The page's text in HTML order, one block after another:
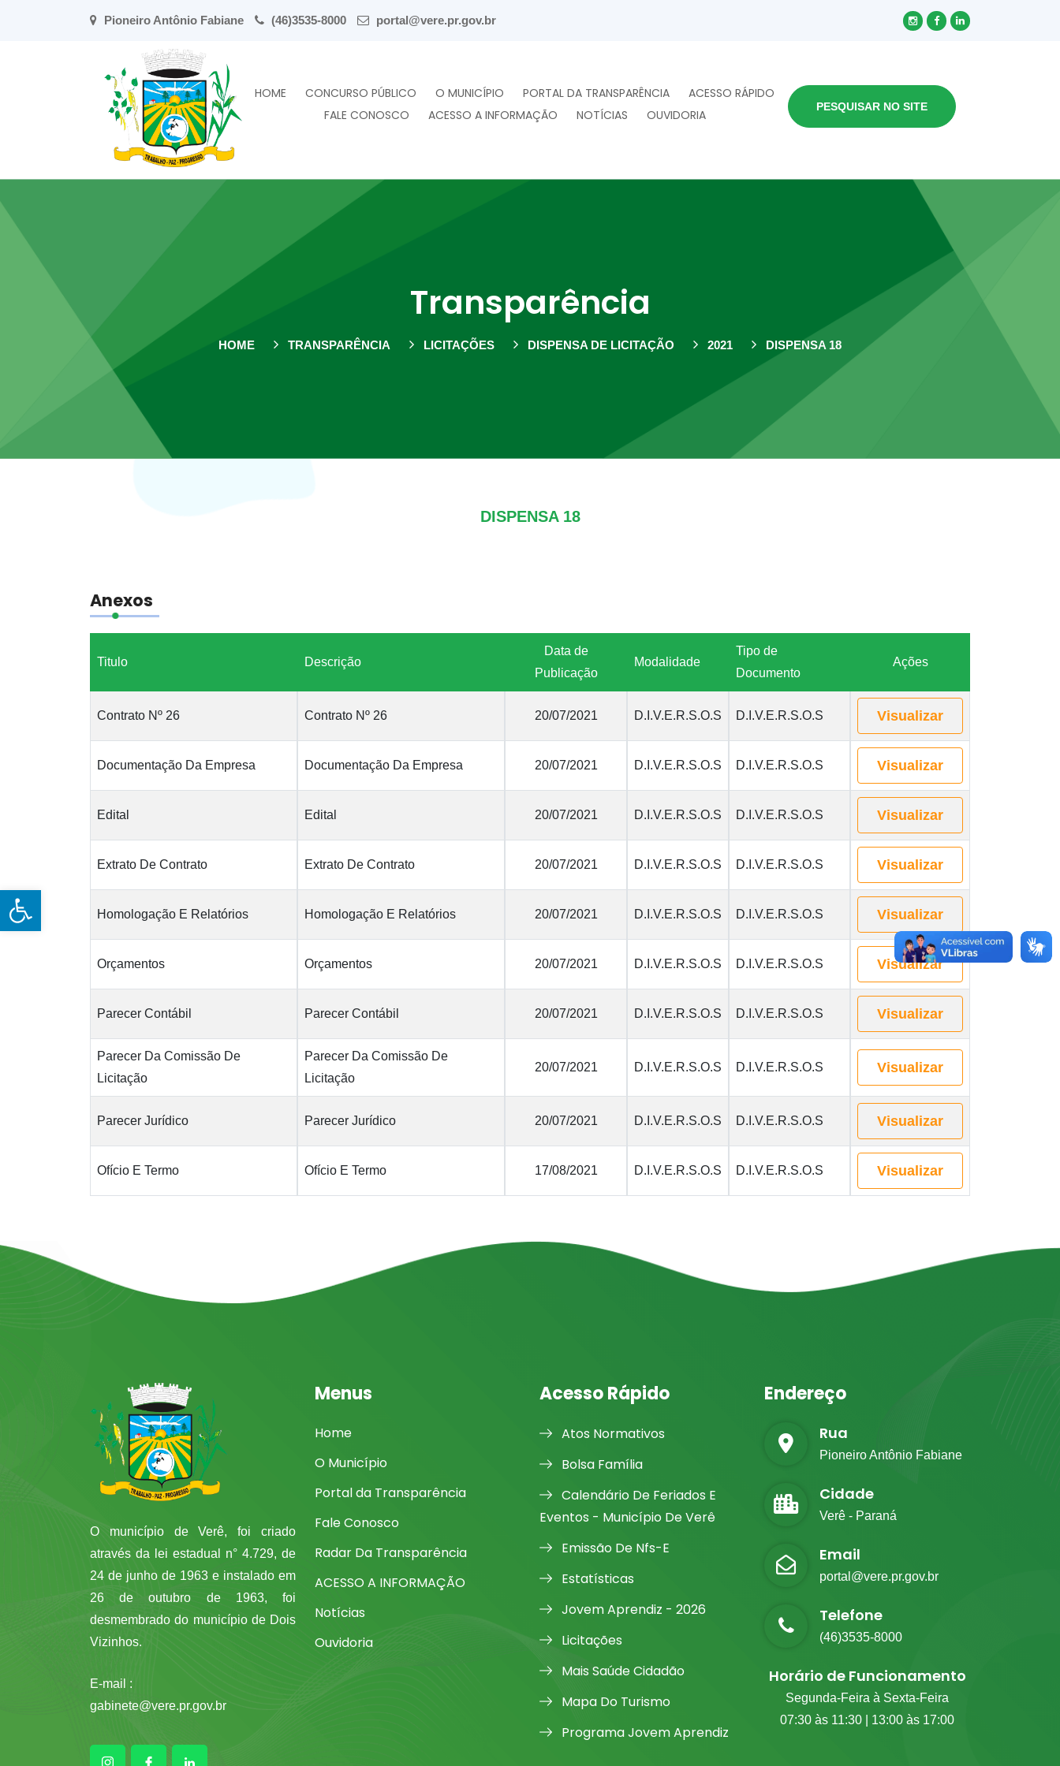
Open toolbar
Pioneiro Antônio Fabiane (46)3535-8000 portal@vere.pr.gov.br
HOME CONCURSO PÚBLICO O MUNICÍPIO PORTAL DA TRANSPARÊNCIA
ACESSO RÁPIDO
FALE CONOSCO
ACESSO A INFORMAÇÃO NOTÍCIAS OUVIDORIA
PESQUISAR NO SITE
Transparência
HOME TRANSPARÊNCIA LICITAÇÕES DISPENSA DE LICITAÇÃO 2021 DISPENSA 18
DISPENSA 18
Anexos
Titulo Descrição
Data de
Publicação
Modalidade
Tipo de
Documento
Ações
Contrato Nº 26 Contrato Nº 26 20/07/2021 D.I.V.E.R.S.O.S D.I.V.E.R.S.O.S Visualizar
Documentação Da Empresa Documentação Da Empresa 20/07/2021 D.I.V.E.R.S.O.S D.I.V.E.R.S.O.S Visualizar
Edital Edital 20/07/2021 D.I.V.E.R.S.O.S D.I.V.E.R.S.O.S Visualizar
Extrato De Contrato Extrato De Contrato 20/07/2021 D.I.V.E.R.S.O.S D.I.V.E.R.S.O.S Visualizar
Homologação E Relatórios Homologação E Relatórios 20/07/2021 D.I.V.E.R.S.O.S D.I.V.E.R.S.O.S Visualizar
Orçamentos Orçamentos 20/07/2021 D.I.V.E.R.S.O.S D.I.V.E.R.S.O.S Visualizar
Parecer Contábil Parecer Contábil 20/07/2021 D.I.V.E.R.S.O.S D.I.V.E.R.S.O.S Visualizar
Parecer Da Comissão De
Licitação
Parecer Da Comissão De
Licitação
20/07/2021 D.I.V.E.R.S.O.S D.I.V.E.R.S.O.S Visualizar
Parecer Jurídico Parecer Jurídico 20/07/2021 D.I.V.E.R.S.O.S D.I.V.E.R.S.O.S Visualizar
Ofício E Termo Ofício E Termo 17/08/2021 D.I.V.E.R.S.O.S D.I.V.E.R.S.O.S Visualizar
O município de Verê, foi criado
através da lei estadual n° 4.729, de
24 de junho de 1963 e instalado em
26 de outubro de 1963, foi
desmembrado do município de Dois
Vizinhos.
E-mail :
gabinete@vere.pr.gov.br
Menus
Home
O Município
Portal da Transparência
Fale Conosco
Radar Da Transparência
ACESSO A INFORMAÇÃO
Notícias
Ouvidoria
Acesso Rápido
Atos Normativos
Bolsa Família
Calendário De Feriados E
Eventos - Município De Verê
Emissão De Nfs-E
Estatísticas
Jovem Aprendiz - 2026
Licitações
Mais Saúde Cidadão
Mapa Do Turismo
Programa Jovem Aprendiz
Endereço
Rua
Pioneiro Antônio Fabiane
Cidade
Verê - Paraná
Email
portal@vere.pr.gov.br
Telefone
(46)3535-8000
Horário de Funcionamento
Segunda-Feira à Sexta-Feira
07:30 às 11:30 | 13:00 às 17:00